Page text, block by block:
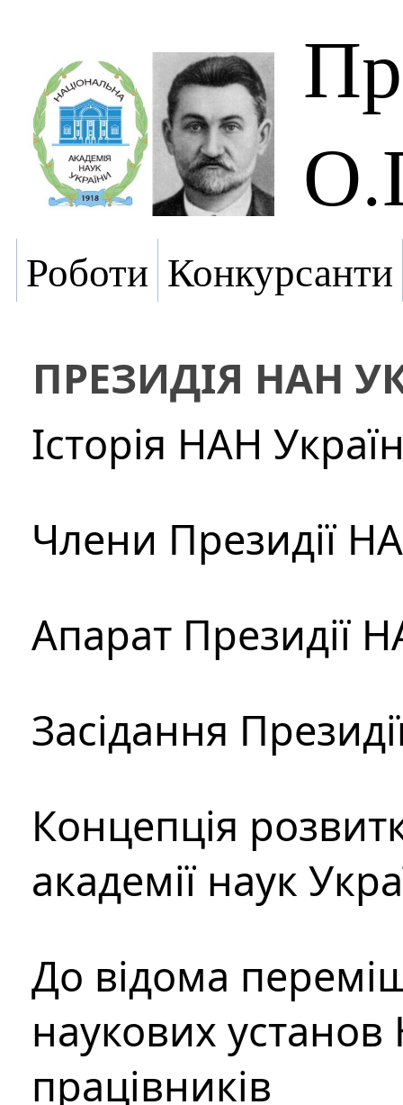
Роботи Конкурсанти
ПРЕЗИДІЯ НАН
Історія НАН
Члени Президії
Апарат Президії
Засідання
Концепція
академії наук
До відома
наукових установ
працівників